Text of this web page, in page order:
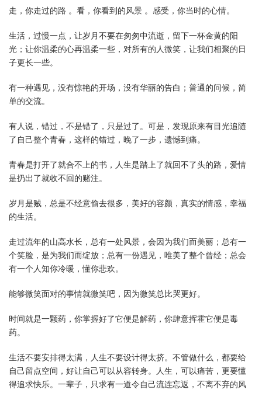
走，你走过的路 。看，你看到的风景 。感受，你当时的心情。
生活，过慢一点，让岁月不要在匆匆中流逝，留下一杯金黄的阳
光；让你温柔的心再温柔一些，对所有的人微笑，让我们相聚的日
子更长一些。
有一种遇见，没有惊艳的开场，没有华丽的告白；普通的问候，简
单的交流。
有人说，错过，不是错了，只是过了。可是，发现原来有目光追随
了自己整个青春，这样的错过，晚了一步，遗憾到痛。
青春是打开了就合不上的书，人生是踏上了就回不了头的路，爱情
是扔出了就收不回的赌注。
岁月是贼，总是不经意偷去很多，美好的容颜，真实的情感，幸福
的生活。
走过流年的山高水长，总有一处风景，会因为我们而美丽；总有一
个笑脸，是为我们而绽放；总有一份遇见，唯美了整个曾经；总会
有一个人知你冷暖，懂你悲欢。
能够微笑面对的事情就微笑吧，因为微笑总比哭更好。
时间就是一颗药，你掌握好了它便是解药，你肆意挥霍它便是毒
药。
生活不要安排得太满，人生不要设计得太挤。不管做什么，都要给
自己留点空间，好让自己可以从容转身。人生，可以痛苦，更要懂
得追求快乐。一辈子，只求有一道令自己流连忘返，不离不弃的风